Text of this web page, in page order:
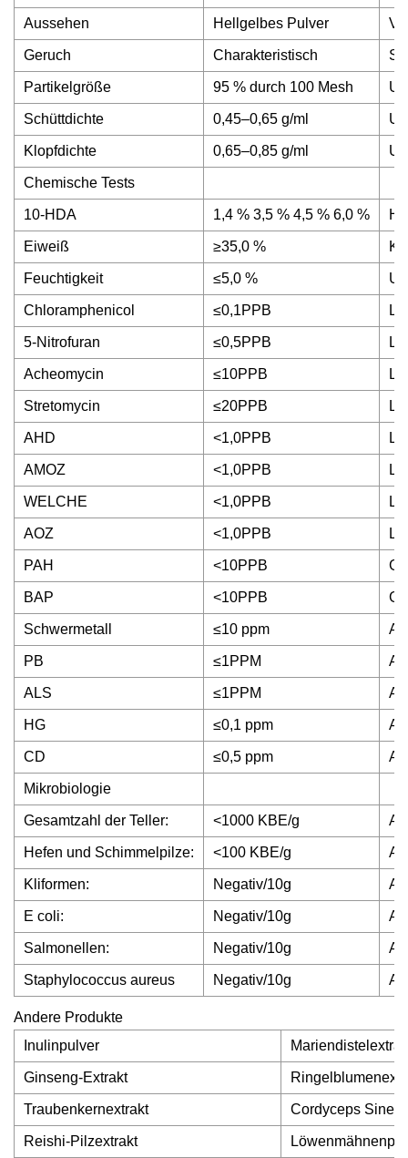
Aussehen Hellgelbes Pulver
Geruch Charakteristisch
Partikelgröße 95 % durch 100 Mesh
Schüttdichte 0,45–0,65 g/ml
Klopfdichte 0,65–0,85 g/ml
Chemische Tests
10-HDA 1,4 % 3,5 % 4,5 % 6,0 %
Eiweiß ≥35,0 %
Feuchtigkeit ≤5,0 %
Chloramphenicol ≤0,1PPB
5-Nitrofuran ≤0,5PPB
Acheomycin ≤10PPB
Stretomycin ≤20PPB
AHD <1,0PPB
AMOZ <1,0PPB
WELCHE <1,0PPB
AOZ <1,0PPB
PAH <10PPB
BAP <10PPB
Schwermetall ≤10 ppm
PB ≤1PPM
ALS ≤1PPM
HG ≤0,1 ppm
CD ≤0,5 ppm
Mikrobiologie
Gesamtzahl der Teller: <1000 KBE/g
Hefen und Schimmelpilze: <100 KBE/g
Kliformen: Negativ/10g
E coli: Negativ/10g
Salmonellen: Negativ/10g
Staphylococcus aureus Negativ/10g
Andere Produkte
Inulinpulver
Ginseng-Extrakt
Traubenkernextrakt Cordyceps
Reishi-Pilzextrakt